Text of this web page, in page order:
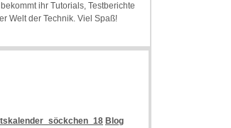
ihr Tutorials, Testberichte
Welt der Technik. Viel Spaß!
Blog